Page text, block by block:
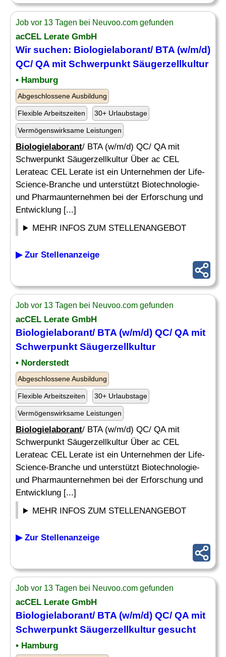
Job vor 13 Tagen bei Neuvoo.com gefunden
acCEL Lerate GmbH
Wir suchen: Biologielaborant/ BTA (w/m/d)
QC/ QA mit Schwerpunkt Säugerzellkultur
• Hamburg
Abgeschlossene Ausbildung
Flexible Arbeitszeiten 30+ Urlaubstage
Vermögenswirksame Leistungen
Biologielaborant/ BTA (w/m/d) QC/ QA mit
Schwerpunkt Säugerzellkultur Über ac CEL
Lerateac CEL Lerate ist ein Unternehmen der Life-
Science-Branche und unterstützt Biotechnologie-
und Pharmaunternehmen bei der Erforschung und
Entwicklung [...]
MEHR INFOS ZUM STELLENANGEBOT
▶ Zur Stellenanzeige
Job vor 13 Tagen bei Neuvoo.com gefunden
acCEL Lerate GmbH
Biologielaborant/ BTA (w/m/d) QC/ QA mit
Schwerpunkt Säugerzellkultur
• Norderstedt
Abgeschlossene Ausbildung
Flexible Arbeitszeiten 30+ Urlaubstage
Vermögenswirksame Leistungen
Biologielaborant/ BTA (w/m/d) QC/ QA mit
Schwerpunkt Säugerzellkultur Über ac CEL
Lerateac CEL Lerate ist ein Unternehmen der Life-
Science-Branche und unterstützt Biotechnologie-
und Pharmaunternehmen bei der Erforschung und
Entwicklung [...]
MEHR INFOS ZUM STELLENANGEBOT
▶ Zur Stellenanzeige
Job vor 13 Tagen bei Neuvoo.com gefunden
acCEL Lerate GmbH
Biologielaborant/ BTA (w/m/d) QC/ QA mit
Schwerpunkt Säugerzellkultur gesucht
• Hamburg